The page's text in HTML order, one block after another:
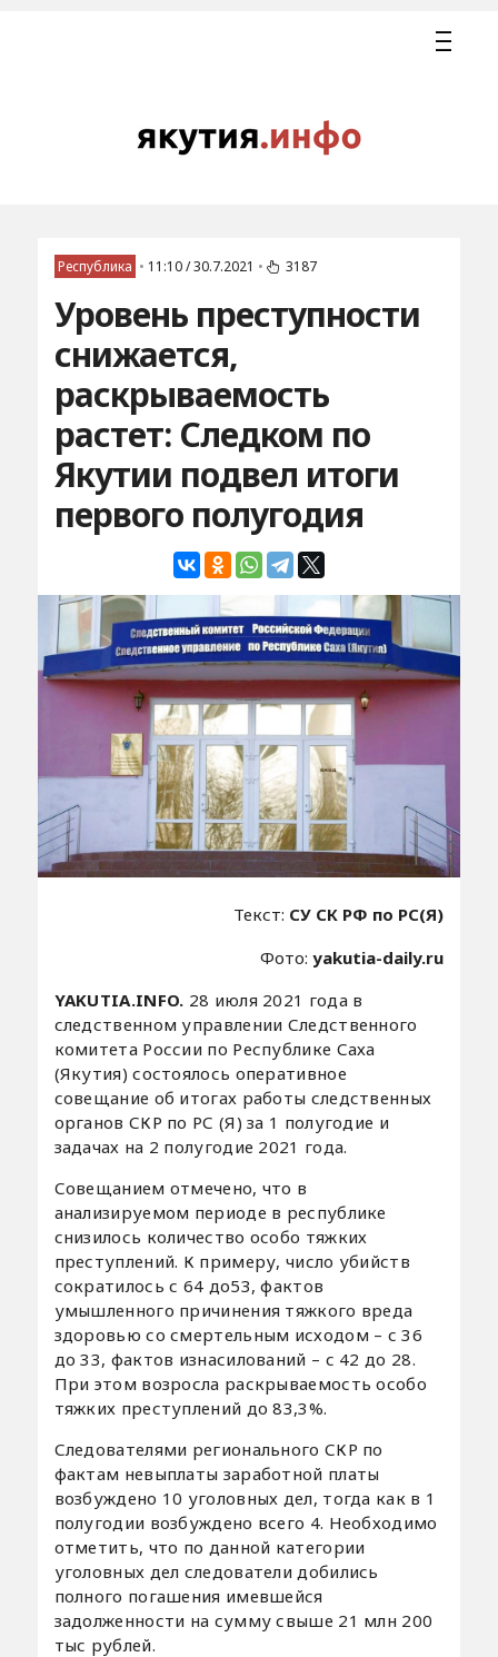
Республика • 11:10 / 30.7.2021 • 3187
Уровень преступности
снижается,
раскрываемость
растет: Следком по
Якутии подвел итоги
первого полугодия
Текст: СУ СК РФ по РС(Я)
Фото:yakutia-daily.ru
YAKUTIA.INFO. 28 июля 2021 года в
следственном управлении Следственного
комитета России по Республике Саха
(Якутия) состоялось оперативное
совещание об итогах работы следственных
органов СКР по РС (Я) за 1 полугодие и
задачах на 2 полугодие 2021 года.
Совещанием отмечено, что в
анализируемом периоде в республике
снизилось количество особо тяжких
преступлений. К примеру, число убийств
сократилось с 64 до53, фактов
умышленного причинения тяжкого вреда
здоровью со смертельным исходом – с 36
до 33, фактов изнасилований – с 42 до 28.
При этом возросла раскрываемость особо
тяжких преступлений до 83,3%.
Следователями регионального СКР по
фактам невыплаты заработной платы
возбуждено 10 уголовных дел, тогда как в 1
полугодии возбуждено всего 4. Необходимо
отметить, что по данной категории
уголовных дел следователи добились
полного погашения имевшейся
задолженности на сумму свыше 21 млн 200
тыс рублей.